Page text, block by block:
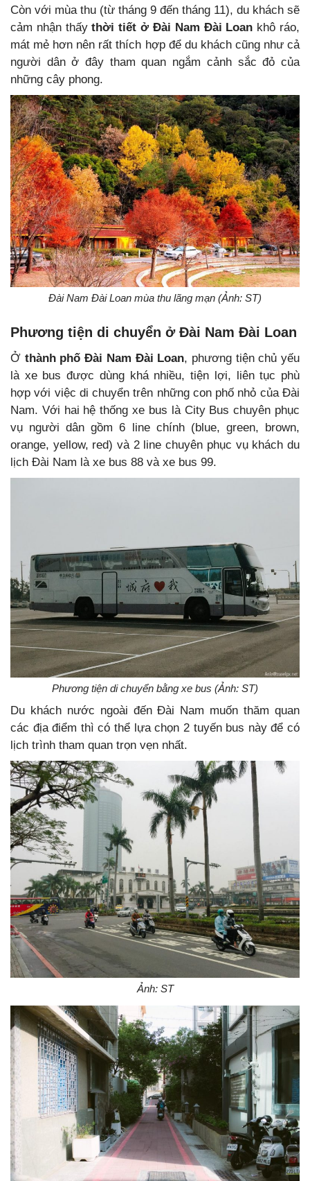
Còn với mùa thu (từ tháng 9 đến tháng 11), du khách sẽ
cảm nhận thấythời tiết ở Đài Nam Đài Loan khô ráo,
mát mẻ hơn nên rất thích hợp để du khách cũng như cả
người dân ở đây tham quan ngắm cảnh sắc đỏ của
những cây phong.
Đài Nam Đài Loan mùa thu lãng mạn (Ảnh: ST)
Phương tiện di chuyển ở Đài Nam Đài Loan
Ở thành phố Đài Nam Đài Loan, phương tiện chủ yếu
là xe bus được dùng khá nhiều, tiện lợi, liên tục phù
hợp với việc di chuyển trên những con phố nhỏ của Đài
Nam. Với hai hệ thống xe bus là City Bus chuyên phục
vụ người dân gồm 6 line chính (blue, green, brown,
orange, yellow, red) và 2 line chuyên phục vụ khách du
lịch Đài Nam là xe bus 88 và xe bus 99.
Phương tiện di chuyển bằng xe bus (Ảnh: ST)
Du khách nước ngoài đến Đài Nam muốn thăm quan
các địa điểm thì có thể lựa chọn 2 tuyến bus này để có
lịch trình tham quan trọn vẹn nhất.
Ảnh: ST